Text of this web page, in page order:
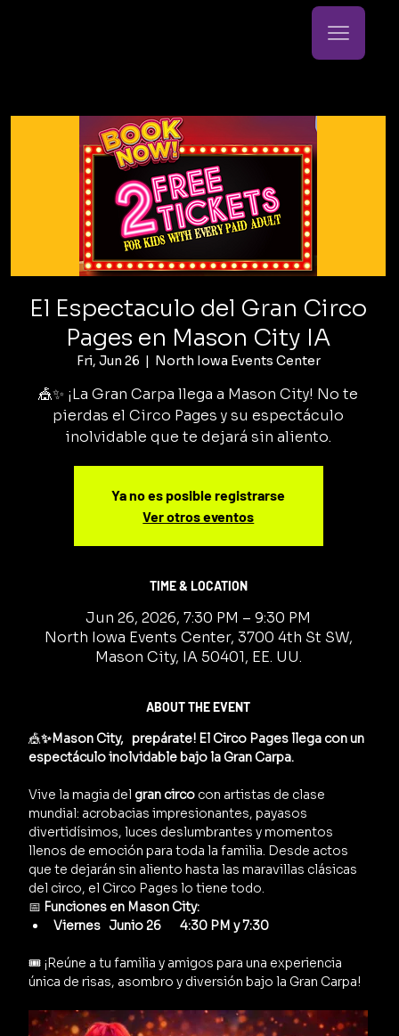
El Espectaculo del Gran Circo
Pages en Mason City IA
Fri, Jun 26
  |
North Iowa Events Center
🎪✨ ¡La Gran Carpa llega a Mason City! No te
pierdas el Circo Pages y su espectáculo
inolvidable que te dejará sin aliento.
Ya no es posible registrarse
Ver otros eventos
TIME & LOCATION
Jun 26, 2026, 7:30 PM – 9:30 PM
North Iowa Events Center, 3700 4th St SW,
Mason City, IA 50401, EE. UU.
ABOUT THE EVENT
🎪✨Mason City,   prepárate! El Circo Pages llega con un
espectáculo inolvidable bajo la Gran Carpa.
Vive la magia del gran circo con artistas de clase
mundial: acrobacias impresionantes, payasos
divertidísimos, luces deslumbrantes y momentos
llenos de emoción para toda la familia. Desde actos
que te dejarán sin aliento hasta las maravillas clásicas
del circo, el Circo Pages lo tiene todo.
📅 Funciones en Mason City:
Viernes   Junio 26       4:30 PM y 7:30
🎟️ ¡Reúne a tu familia y amigos para una experiencia
única de risas, asombro y diversión bajo la Gran Carpa!